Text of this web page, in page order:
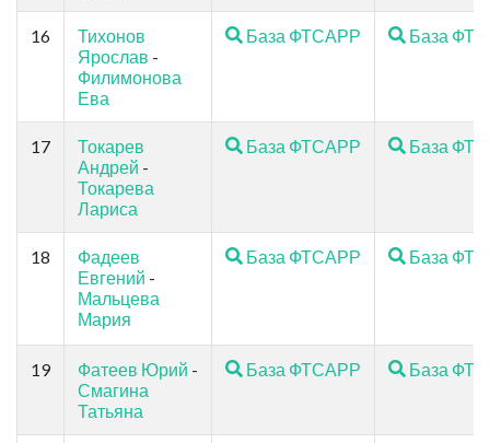
16
Тихонов
Ярослав -
Филимонова
Ева
База ФТСАРР База
17
Токарев
Андрей -
Токарева
Лариса
База ФТСАРР База
18
Фадеев
Евгений -
Мальцева
Мария
База ФТСАРР База
19 Фатеев Юрий -
Смагина
Татьяна
База ФТСАРР База